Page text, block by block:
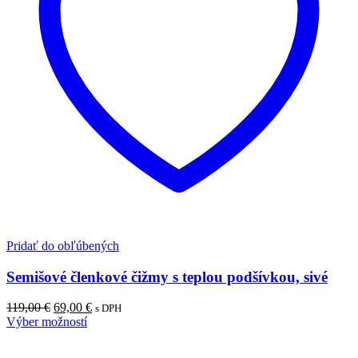
Pridať do obľúbených
Semišové členkové čižmy s teplou podšívkou, sivé
119,00€ Pôvodná
cena
69,00 €Aktuálna
s DPH
Výber možností